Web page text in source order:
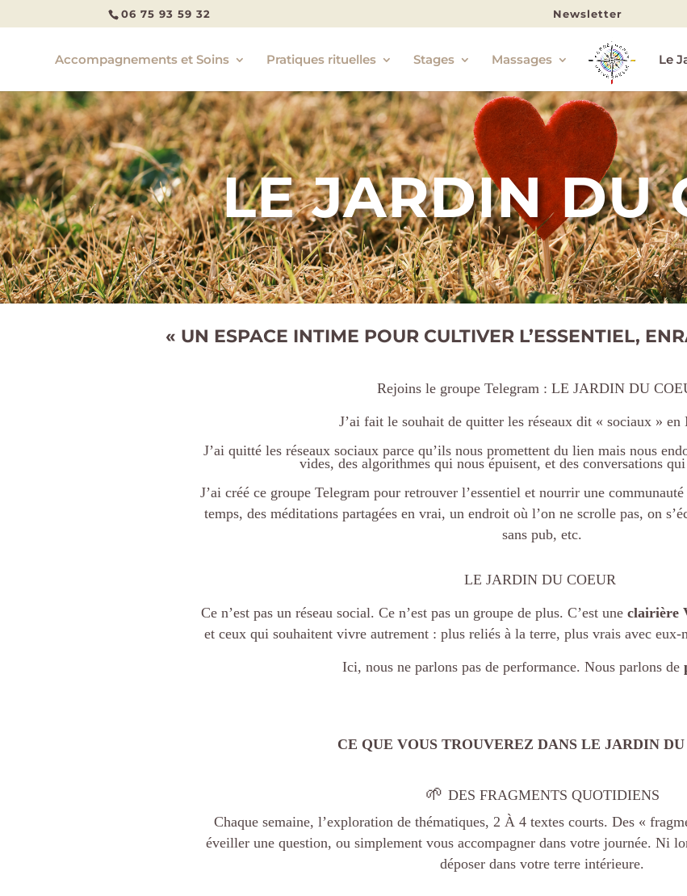
06 75 93 59 32 Newsletter
Accompagnements et Soins Pratiques rituelles Stages Massages Le
LE JARDIN DU
« UN ESPACE INTIME POUR CULTIVER L’ESSENTIEL,
Rejoins le groupe Telegram : LE JARDIN DU
J’ai fait le souhait de quitter les réseaux dit « sociaux » en
J’ai quitté les réseaux sociaux parce qu’ils nous promettent du lien mais nous
vides, des algorithmes qui nous épuisent, et des conversations
J’ai créé ce groupe Telegram pour retrouver l’essentiel et nourrir une
temps, des méditations partagées en vrai, un endroit où l’on ne scrolle pas, on
sans pub, etc.
LE JARDIN DU COEUR
Ce n’est pas un réseau social. Ce n’est pas un groupe de plus. C’est une clairière
et ceux qui souhaitent vivre autrement : plus reliés à la terre, plus vrais avec eux-
Ici, nous ne parlons pas de performance. Nous parlons de
CE QUE VOUS TROUVEREZ DANS LE JARDIN
🌱 DES FRAGMENTS QUOTIDIENS
Chaque semaine, l’exploration de thématiques, 2 À 4 textes courts. Des «
éveiller une question, ou simplement vous accompagner dans votre journée. Ni
déposer dans votre terre intérieure.